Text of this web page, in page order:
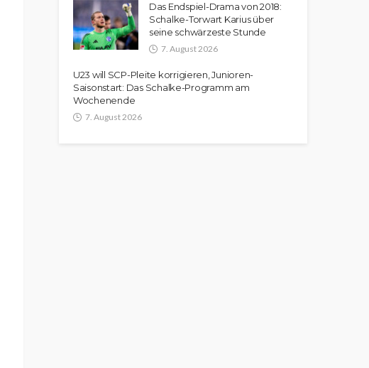
Das Endspiel-Drama von 2018:
Schalke-Torwart Karius über
seine schwärzeste Stunde
7. August 2026
U23 will SCP-Pleite korrigieren, Junioren-
Saisonstart: Das Schalke-Programm am
Wochenende
7. August 2026